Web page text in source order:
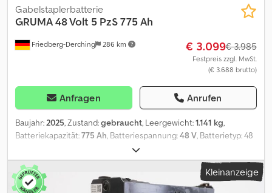
Friedberg-Derching 286 km
Gabelstaplerbatterie
GRUMA48 Volt 5 PzS 775 Ah
€ 3.099€ 3.985
Festpreis zzgl. MwSt.
(€ 3.688 brutto)
Anfragen Anrufen
Baujahr:2025, Zustand:gebraucht, Leergewicht:1.141 kg,
Batteriekapazität:775 Ah, Batteriespannung:48 V, Batterietyp: 48
Volt 5 PzS 775 Ah, Aquamatic auf Batterie, DIN A Batterietrog,
Batteriemaße: 832 x 631 x 784 mm, Fahrzeugstecker: REMA 160A,
Batterie Aufbereitung: 30.09.2025, werksüberholte Q2 GRUMA
48V Antriebsbatterie im Stahltrog DIN A, gefüllt und geladen, inkl
Kleinanzeige